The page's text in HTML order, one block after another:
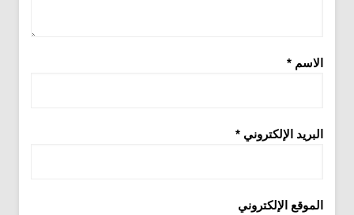
الاسم *
البريد الإلكتروني *
الموقع الإلكتروني